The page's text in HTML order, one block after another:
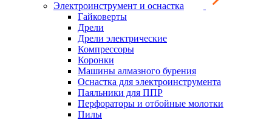
Электроинструмент и оснастка
Гайковерты
Дрели
Дрели электрические
Компрессоры
Коронки
Машины алмазного бурения
Оснастка для электроинструмента
Паяльники для ППР
Перфораторы и отбойные молотки
Пилы